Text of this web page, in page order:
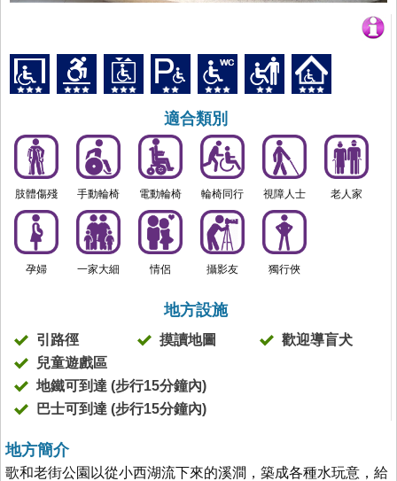
適合類別
肢體傷殘 手動輪椅 電動輪椅 輪椅同行 視障人士 老人家
孕婦 一家大細 情侶 攝影友 獨行俠
地方設施
引路徑 摸讀地圖
歡迎導盲犬
兒童遊戲區
地鐵可到達 (步行15分鐘內)
巴士可到達 (步行15分鐘內)
地方簡介
歌和老街公園以從小西湖流下來的溪澗，築成各種水玩意，給